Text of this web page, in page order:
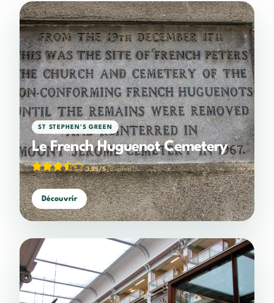
ST STEPHEN'S GREEN
Le French Huguenot Cemetery
3,25/5(8 votes)
Découvrir